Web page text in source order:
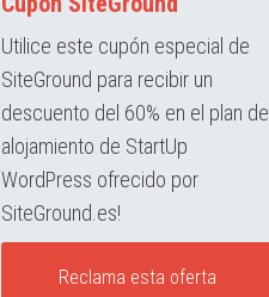
Utilice este cupón especial de
SiteGround para recibir un
descuento del 60% en el plan de
alojamiento de StartUp
WordPress ofrecido por
SiteGround.es!
Reclama esta oferta